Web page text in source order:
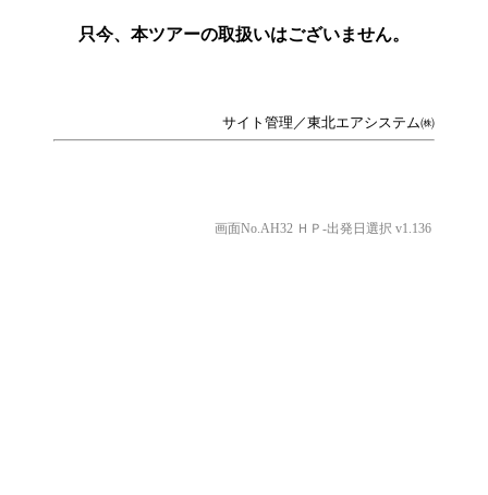
只今、本ツアーの取扱いはございません。
サイト管理／東北エアシステム㈱
画面No.AH32 ＨＰ-出発日選択 v1.136